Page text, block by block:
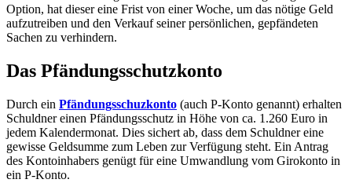
Option, hat dieser eine Frist von einer Woche, um das nötige Geld
aufzutreiben und den Verkauf seiner persönlichen, gepfändeten
Sachen zu verhindern.
Das Pfändungsschutzkonto
Durch ein Pfändungsschuzkonto (auch P-Konto genannt) erhalten
Schuldner einen Pfändungsschutz in Höhe von ca. 1.260 Euro in
jedem Kalendermonat. Dies sichert ab, dass dem Schuldner eine
gewisse Geldsumme zum Leben zur Verfügung steht. Ein Antrag
des Kontoinhabers genügt für eine Umwandlung vom Girokonto in
ein P-Konto.